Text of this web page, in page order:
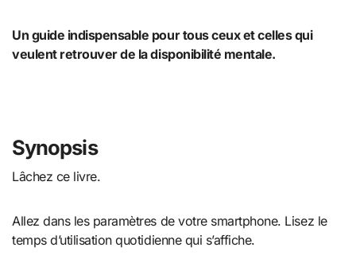
Un guide indispensable pour tous ceux et celles qui
veulent retrouver de la disponibilité mentale.
Synopsis
Lâchez ce livre.
Allez dans les paramètres de votre smartphone. Lisez le
temps d’utilisation quotidienne qui s’affiche.